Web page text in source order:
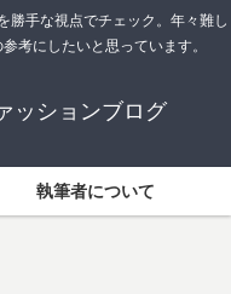
勝手な視点でチェック。年々難し
考にしたいと思っています。
ッションブログ
執筆者について